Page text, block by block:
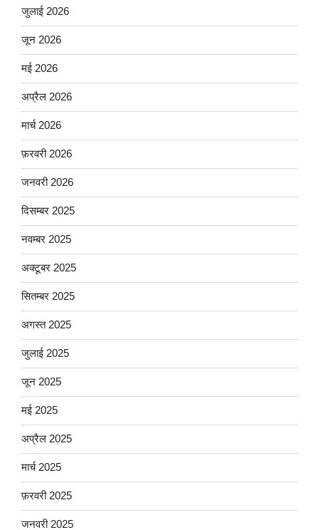
जुलाई 2026
जून 2026
मई 2026
अप्रैल 2026
मार्च 2026
फ़रवरी 2026
जनवरी 2026
दिसम्बर 2025
नवम्बर 2025
अक्टूबर 2025
सितम्बर 2025
अगस्त 2025
जुलाई 2025
जून 2025
मई 2025
अप्रैल 2025
मार्च 2025
फ़रवरी 2025
जनवरी 2025